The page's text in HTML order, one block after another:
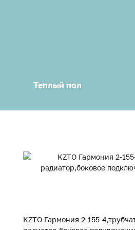
Теплый пол
KZTO Гармония 2-155-